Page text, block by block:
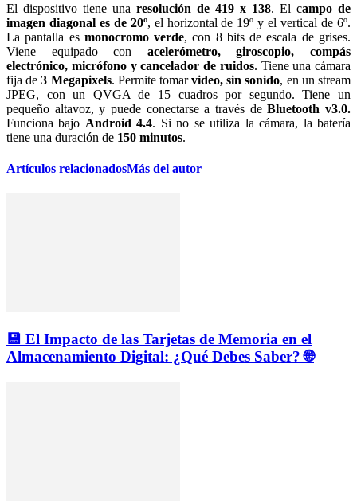
El dispositivo tiene una resolución de 419 x 138. El campo de
imagen diagonal es de 20º, el horizontal de 19º y el vertical de 6º.
La pantalla es monocromo verde, con 8 bits de escala de grises.
Viene equipado con acelerómetro, giroscopio, compás
electrónico, micrófono y cancelador de ruidos. Tiene una cámara
fija de3 Megapixels. Permite tomarvideo, sin sonido, en un stream
JPEG, con un QVGA de 15 cuadros por segundo. Tiene un
pequeño altavoz, y puede conectarse a través deBluetooth v3.0.
Funciona bajo Android 4.4. Si no se utiliza la cámara, la batería
tiene una duración de 150 minutos.
Artículos relacionadosMás del autor
💾 El Impacto de las Tarjetas de Memoria en el
Almacenamiento Digital: ¿Qué Debes Saber? 🌐